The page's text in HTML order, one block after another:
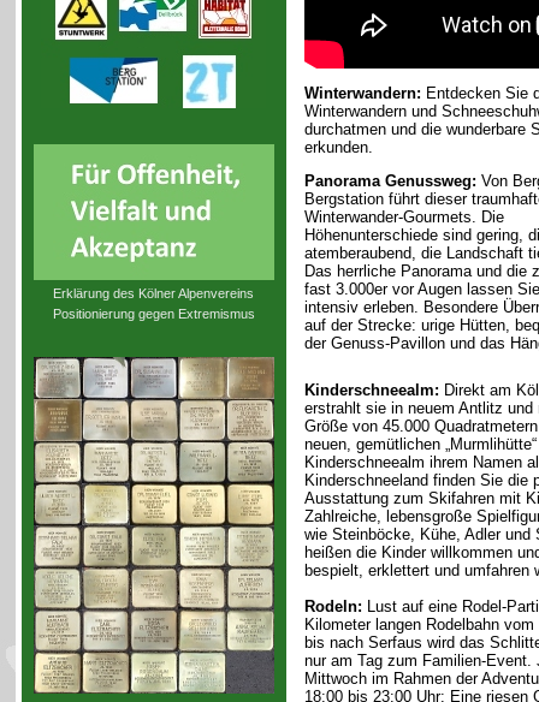
Erklärung des Kölner Alpenvereins
Positionierung gegen Extremismus
Winterwandern: Entdecken Sie
Winterwandern und
durchatmen und die wunderbare
erkunden.
Panorama Genussweg: Von
Bergstation führt dieser
Winterwander-Gourmets. Die
Höhenunterschiede sind gering,
atemberaubend, die Landschaft
Das herrliche Panorama und die
fast 3.000er vor Augen lassen
intensiv erleben. Besondere
auf der Strecke: urige Hütten,
der Genuss-Pavillon und das
Kinderschneealm: Direkt am
erstrahlt sie in neuem Antlitz
Größe von 45.000
neuen, gemütlichen
Kinderschneealm ihrem Namen
Kinderschneeland finden Sie die
Ausstattung zum Skifahren mit
Zahlreiche, lebensgroße
wie Steinböcke, Kühe, Adler und
heißen die Kinder willkommen
bespielt, erklettert und umfahren
Rodeln: Lust auf eine Rodel-
Kilometer langen Rodelbahn
bis nach Serfaus wird das
nur am Tag zum Familien-Event.
Mittwoch im Rahmen der
18:00 bis 23:00 Uhr: Eine riesen